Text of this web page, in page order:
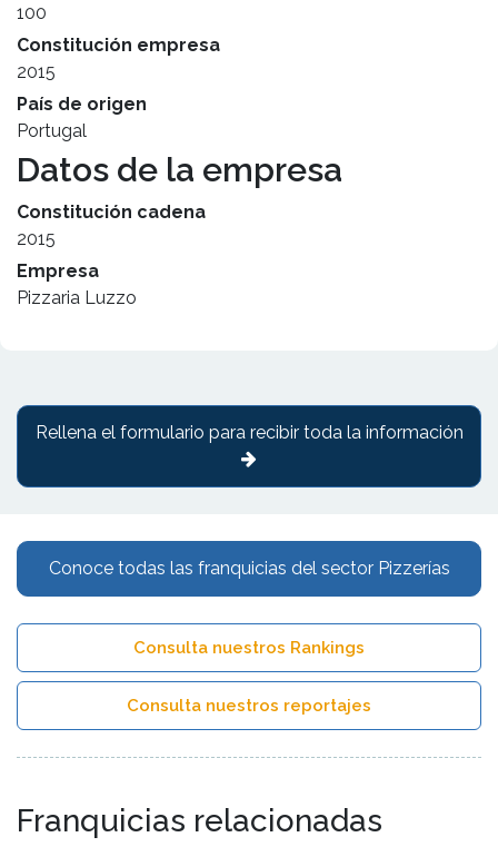
100
Constitución empresa
2015
País de origen
Portugal
Datos de la empresa
Constitución cadena
2015
Empresa
Pizzaria Luzzo
Conoce todas las franquicias del sector Pizzerías
Consulta nuestros Rankings
Consulta nuestros reportajes
Franquicias relacionadas